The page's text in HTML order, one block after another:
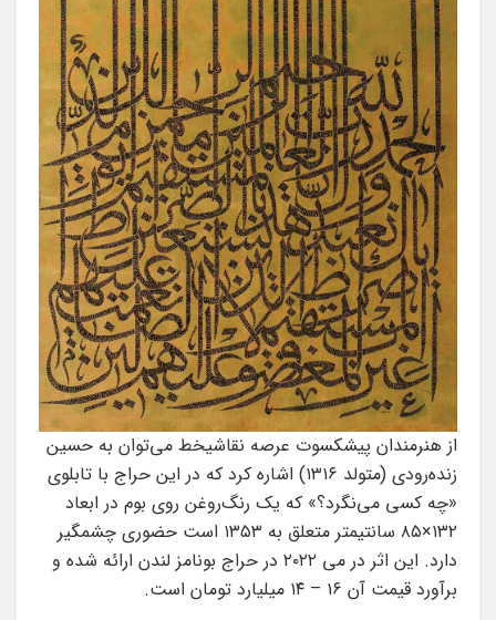
از هنرمندان پیشکسوت عرصه نقاشیخط می‌توان به حسین
زنده‌رودی (متولد ۱۳۱۶) اشاره کرد که در این حراج با تابلوی
«چه کسی می‌نگرد؟» که یک رنگ‌روغن روی بوم در ابعاد
۱۳۲×۸۵ سانتیمتر متعلق به ۱۳۵۳ است حضوری چشمگیر
دارد. این اثر در می ۲۰۲۲ در حراج بونامز لندن ارائه شده و
برآورد قیمت آن ۱۶ – ۱۴ میلیارد تومان است.